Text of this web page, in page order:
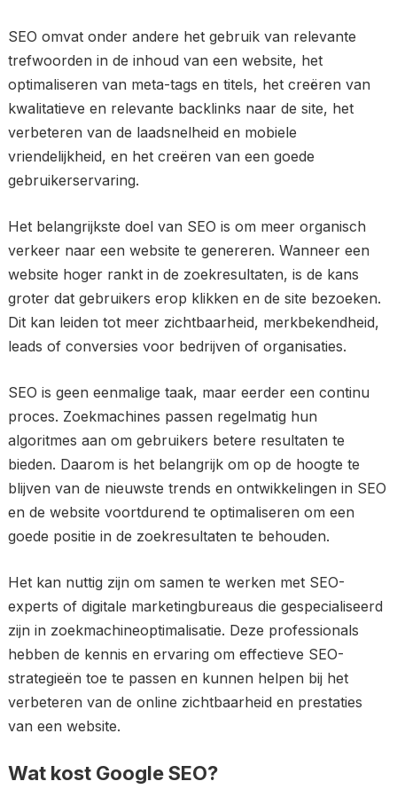
SEO omvat onder andere het gebruik van relevante
trefwoorden in de inhoud van een website, het
optimaliseren van meta-tags en titels, het creëren van
kwalitatieve en relevante backlinks naar de site, het
verbeteren van de laadsnelheid en mobiele
vriendelijkheid, en het creëren van een goede
gebruikerservaring.
Het belangrijkste doel van SEO is om meer organisch
verkeer naar een website te genereren. Wanneer een
website hoger rankt in de zoekresultaten, is de kans
groter dat gebruikers erop klikken en de site bezoeken.
Dit kan leiden tot meer zichtbaarheid, merkbekendheid,
leads of conversies voor bedrijven of organisaties.
SEO is geen eenmalige taak, maar eerder een continu
proces. Zoekmachines passen regelmatig hun
algoritmes aan om gebruikers betere resultaten te
bieden. Daarom is het belangrijk om op de hoogte te
blijven van de nieuwste trends en ontwikkelingen in SEO
en de website voortdurend te optimaliseren om een
goede positie in de zoekresultaten te behouden.
Het kan nuttig zijn om samen te werken met SEO-
experts of digitale marketingbureaus die gespecialiseerd
zijn in zoekmachineoptimalisatie. Deze professionals
hebben de kennis en ervaring om effectieve SEO-
strategieën toe te passen en kunnen helpen bij het
verbeteren van de online zichtbaarheid en prestaties
van een website.
Wat kost Google SEO?